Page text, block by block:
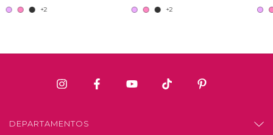
+2 +2
DEPARTAMENTOS